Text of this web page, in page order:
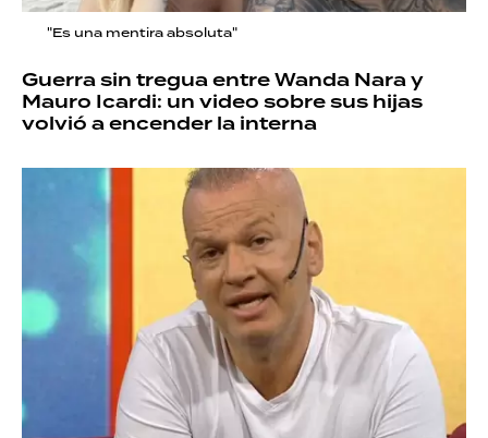
"Es una mentira absoluta"
Guerra sin tregua entre Wanda Nara y
Mauro Icardi: un video sobre sus hijas
volvió a encender la interna